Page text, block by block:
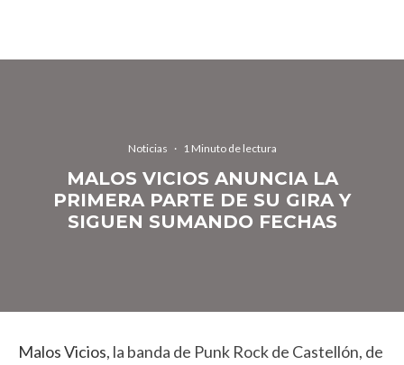
Noticias · 1 Minuto de lectura
MALOS VICIOS ANUNCIA LA
PRIMERA PARTE DE SU GIRA Y
SIGUEN SUMANDO FECHAS
Malos Vicios, la banda de Punk Rock de Castellón, de